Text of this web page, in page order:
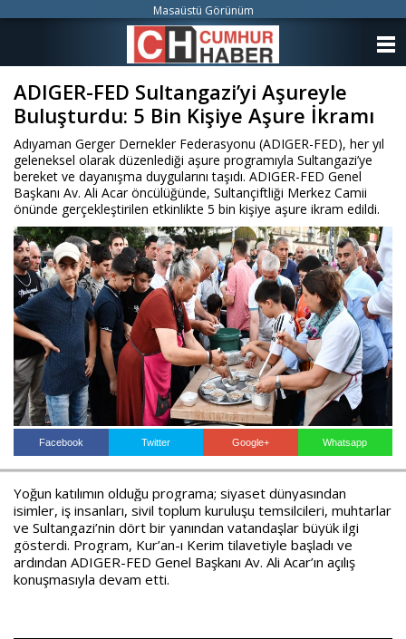
ADIGER-FED Sultangazi’yi Aşureyle
Buluşturdu: 5 Bin Kişiye Aşure İkramı
Adıyaman Gerger Dernekler Federasyonu (ADIGER-FED), her yıl
geleneksel olarak düzenlediği aşure programıyla Sultangazi’ye
bereket ve dayanışma duygularını taşıdı. ADIGER-FED Genel
Başkanı Av. Ali Acar öncülüğünde, Sultançiftliği Merkez Camii
önünde gerçekleştirilen etkinlikte 5 bin kişiye aşure ikram edildi.
Facebook Twitter Google+ Whatsapp
Yoğun katılımın olduğu programa; siyaset dünyasından
isimler, iş insanları, sivil toplum kuruluşu temsilcileri, muhtarlar
ve Sultangazi’nin dört bir yanından vatandaşlar büyük ilgi
gösterdi. Program, Kur’an-ı Kerim tilavetiyle başladı ve
ardından ADIGER-FED Genel Başkanı Av. Ali Acar’ın açılış
konuşmasıyla devam etti.
Masaüstü Görünüm
KATEGORİLER
ANKETLER
FOTO GALERİ
VİDEO GALERİ
KÜNYE
İLETİŞİM
Haberin Doğru Adresi.